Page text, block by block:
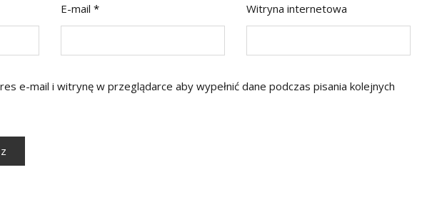
E-mail * Witryna internetowa
e-mail i witrynę w przeglądarce aby wypełnić dane podczas pisania kolejnych